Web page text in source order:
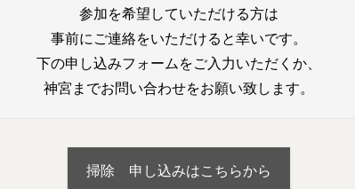
参加を希望していただける方は
事前にご連絡をいただけると幸いです。
下の申し込みフォームをご入力いただくか、
神宮までお問い合わせをお願い致します。
掃除 申し込みはこちらから